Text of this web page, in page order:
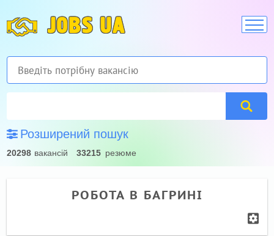
JOBS UA
Розширений пошук
20298 вакансій 33215 резюме
РОБОТА В БАГРИНІ